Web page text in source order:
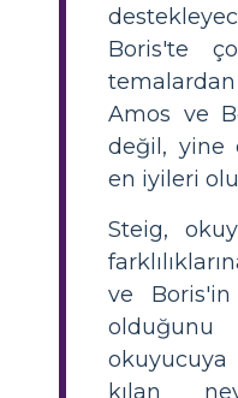
Boris'te
temalardan
Amos ve
değil, yine
en iyileri
Steig,
ve
kılan